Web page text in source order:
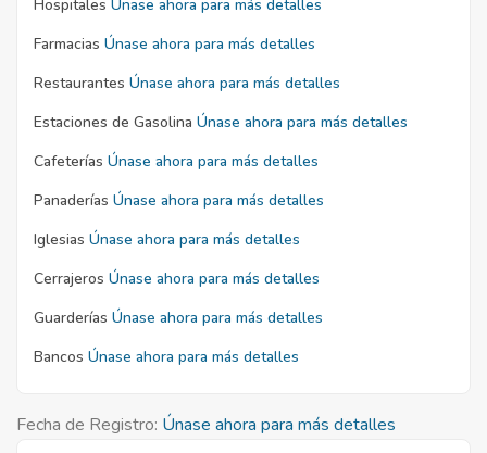
Hospitales Únase ahora para más detalles
Farmacias Únase ahora para más detalles
Restaurantes Únase ahora para más detalles
Estaciones de Gasolina Únase ahora para más detalles
Cafeterías Únase ahora para más detalles
Panaderías Únase ahora para más detalles
Iglesias Únase ahora para más detalles
Cerrajeros Únase ahora para más detalles
Guarderías Únase ahora para más detalles
Bancos Únase ahora para más detalles
Fecha de Registro: Únase ahora para más detalles